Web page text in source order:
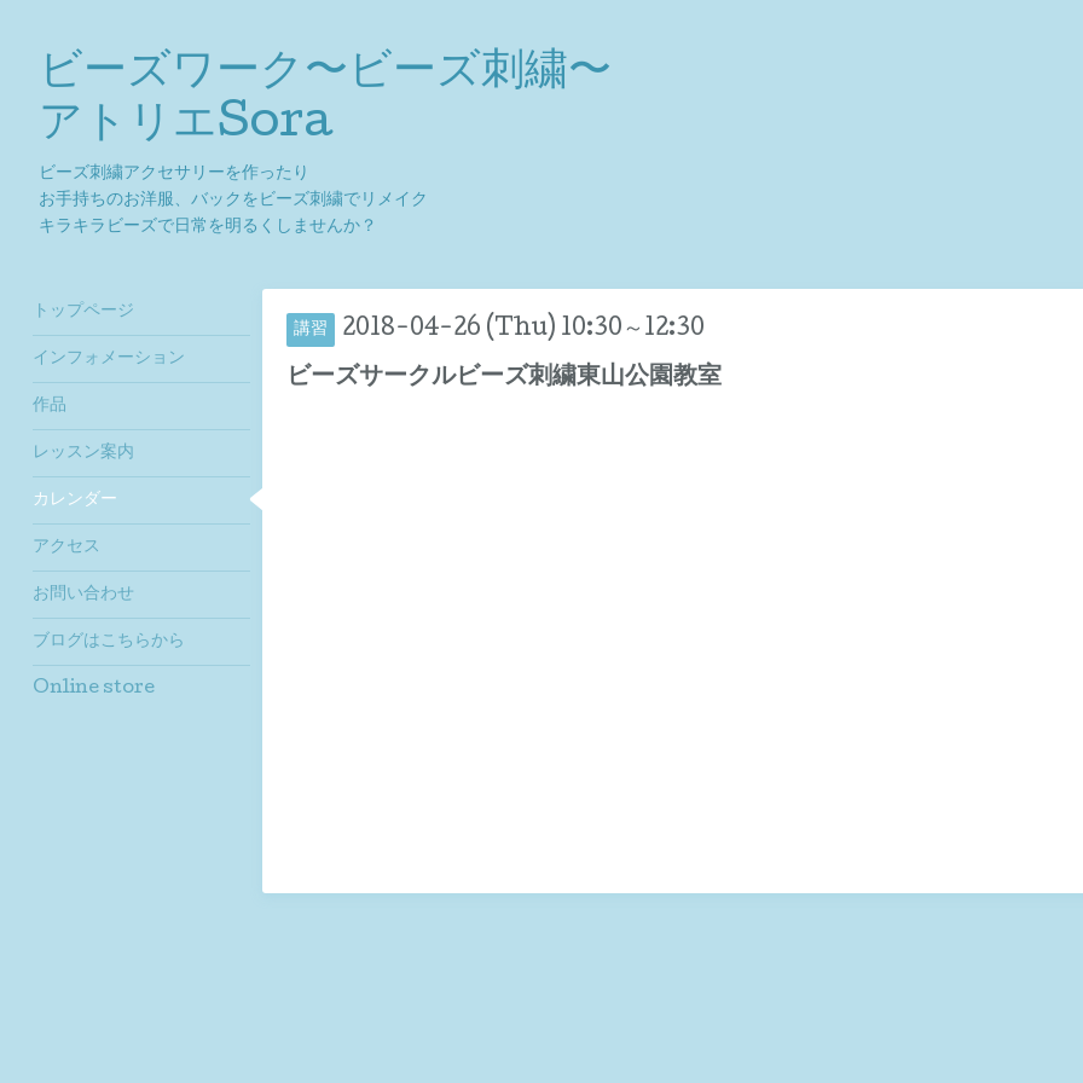
ビーズワーク〜ビーズ刺繍〜
アトリエSora
ビーズ刺繍アクセサリーを作ったり
お手持ちのお洋服、バックをビーズ刺繍でリメイク
キラキラビーズで日常を明るくしませんか？
講習 2018-04-26 (Thu) 10:30～12:30
ビーズサークルビーズ刺繍東山公園教室
トップページ
インフォメーション
作品
レッスン案内
カレンダー
アクセス
お問い合わせ
ブログはこちらから
Online store